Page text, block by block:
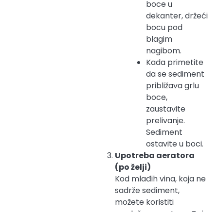
boce u
dekanter, držeći
bocu pod
blagim
nagibom.
Kada primetite
da se sediment
približava grlu
boce,
zaustavite
prelivanje.
Sediment
ostavite u boci.
Upotreba aeratora
(po želji)
Kod mlađih vina, koja ne
sadrže sediment,
možete koristiti